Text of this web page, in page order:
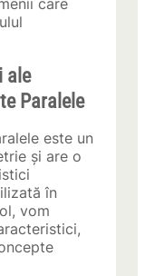
care
ale
Paralele
este un
și are o
în
vom